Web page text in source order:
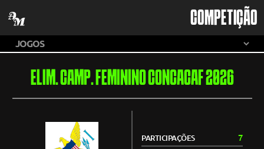
COMPETIÇÃO
ELIM. CAMP. FEMININO CONCACAF 2026
PARTICIPAÇÕES 7